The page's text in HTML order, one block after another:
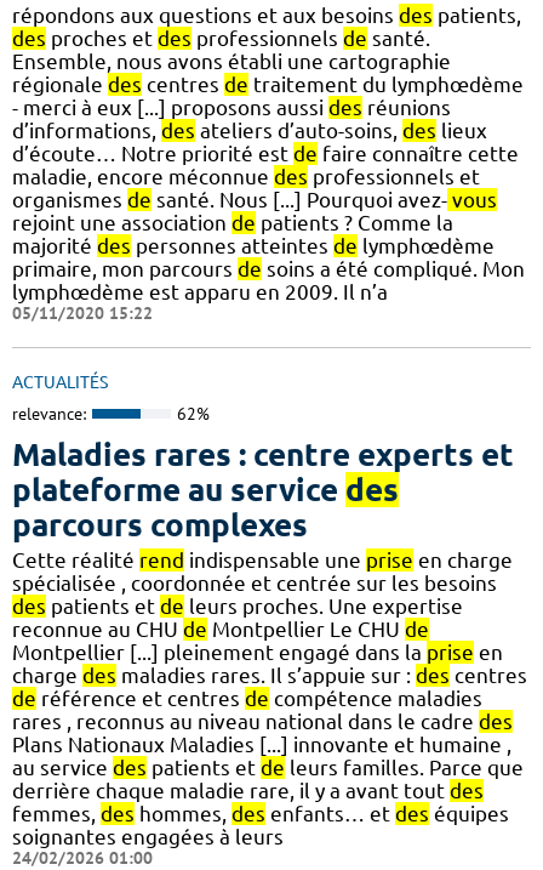
répondons aux questions et aux besoins des patients,
des proches et des professionnels de santé.
Ensemble, nous avons établi une cartographie
régionale des centres de traitement du lymphœdème
- merci à eux [...] proposons aussi des réunions
d’informations, des ateliers d’auto-soins, des lieux
d’écoute… Notre priorité est de faire connaître cette
maladie, encore méconnue des professionnels et
organismes de santé. Nous [...] Pourquoi avez- vous
rejoint une association de patients ? Comme la
majorité des personnes atteintes de lymphœdème
primaire, mon parcours de soins a été compliqué. Mon
lymphœdème est apparu en 2009. Il n’a
05/11/2020 15:22
ACTUALITÉS
relevance: 62%
Maladies rares : centre experts et
plateforme au service des
parcours complexes
Cette réalité rend indispensable une prise en charge
spécialisée , coordonnée et centrée sur les besoins
des patients et de leurs proches. Une expertise
reconnue au CHU de Montpellier Le CHU de
Montpellier [...] pleinement engagé dans la prise en
charge des maladies rares. Il s’appuie sur : des centres
de référence et centres de compétence maladies
rares , reconnus au niveau national dans le cadre des
Plans Nationaux Maladies [...] innovante et humaine ,
au service des patients et de leurs familles. Parce que
derrière chaque maladie rare, il y a avant tout des
femmes, des hommes, des enfants… et des équipes
soignantes engagées à leurs
24/02/2026 01:00